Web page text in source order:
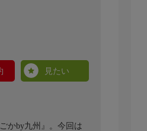
見たい
かby九州』。今回は